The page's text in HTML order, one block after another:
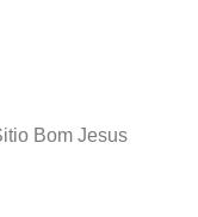
Bom Jesus